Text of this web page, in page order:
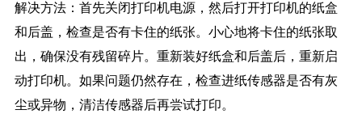
解决方法：首先关闭打印机电源，然后打开打印机的纸盒
和后盖，检查是否有卡住的纸张。小心地将卡住的纸张取
出，确保没有残留碎片。重新装好纸盒和后盖后，重新启
动打印机。如果问题仍然存在，检查进纸传感器是否有灰
尘或异物，清洁传感器后再尝试打印。